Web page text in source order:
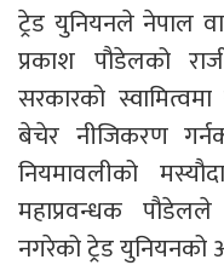
ट्रेड युनियनले नेपाल
प्रकाश पौडेलको
सरकारको
बेचेर नीजिकरण
नियमावलीको
महाप्रवन्धक
नगरेको ट्रेड युनियनको